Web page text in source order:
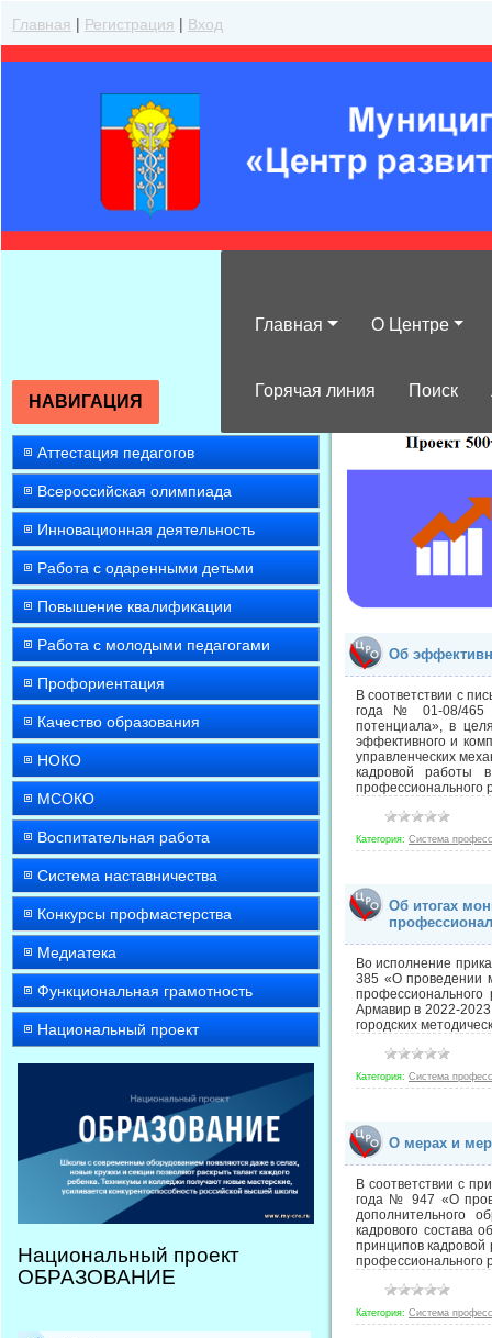
Главная | Регистрация | Вход
Главная О Центре
Горячая линия Поиск
НАВИГАЦИЯ
Аттестация педагогов
Всероссийская олимпиада
Инновационная деятельность
Работа с одаренными детьми
Повышение квалификации
Работа с молодыми педагогами
Профориентация
Качество образования
НОКО
МСОКО
Воспитательная работа
Система наставничества
Конкурсы профмастерства
Медиатека
Функциональная грамотность
Национальный проект
Национальный проект
ОБРАЗОВАНИЕ
Об
В соответствии с
года № 01-08/465
потенциала», в
эффективного и
управленческих
кадровой работы
профессионального
Категория: Система
Об итогах
Во исполнение
385 «О проведении
профессионального
Армавир в 2022-
городских
Категория: Система
О мерах и
В соответствии с
года № 947 «О
дополнительного
кадрового состава
принципов кадровой
профессионального
Категория: Система